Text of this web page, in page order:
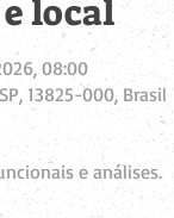
local
08:00
13825-000, Brasil
e análises.